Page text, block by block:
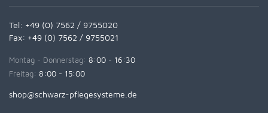
Tel: +49 (0) 7562 / 9755020
Fax: +49 (0) 7562 / 9755021
Montag - Donnerstag: 8:00 - 16:30
Freitag: 8:00 - 15:00
shop@schwarz-pflegesysteme.de